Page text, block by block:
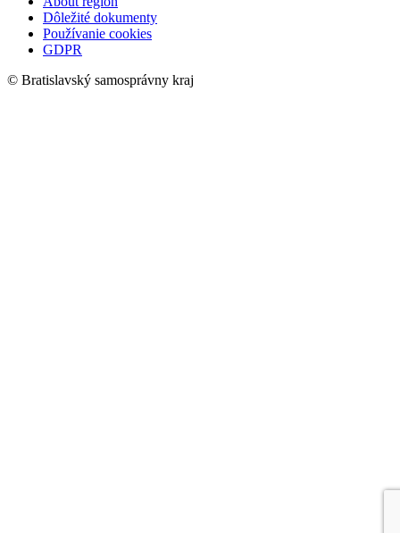
Dôležité dokumenty
Používanie cookies
GDPR
© Bratislavský samosprávny kraj